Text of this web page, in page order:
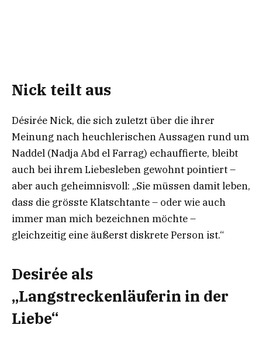
Nick teilt aus
Désirée Nick, die sich zuletzt über die ihrer
Meinung nach heuchlerischen Aussagen rund um
Naddel (Nadja Abd el Farrag) echauffierte, bleibt
auch bei ihrem Liebesleben gewohnt pointiert –
aber auch geheimnisvoll: „Sie müssen damit leben,
dass die grösste Klatschtante – oder wie auch
immer man mich bezeichnen möchte –
gleichzeitig eine äußerst diskrete Person ist.“
Desirée als
„Langstreckenläuferin in der
Liebe“